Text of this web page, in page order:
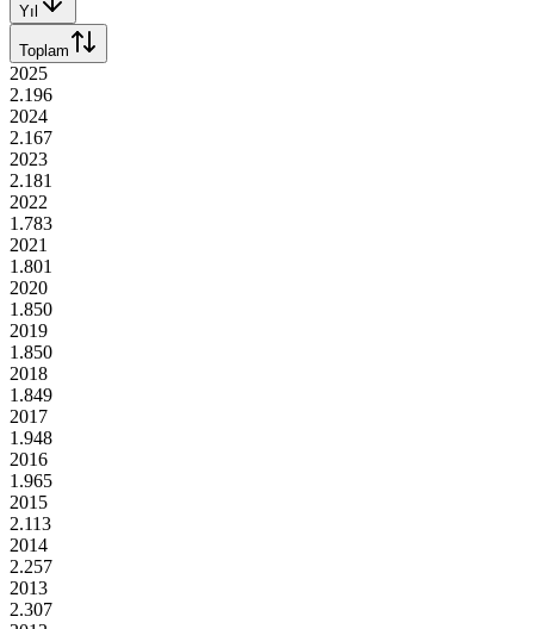
Yıl
Toplam
2025
2.196
2024
2.167
2023
2.181
2022
1.783
2021
1.801
2020
1.850
2019
1.850
2018
1.849
2017
1.948
2016
1.965
2015
2.113
2014
2.257
2013
2.307